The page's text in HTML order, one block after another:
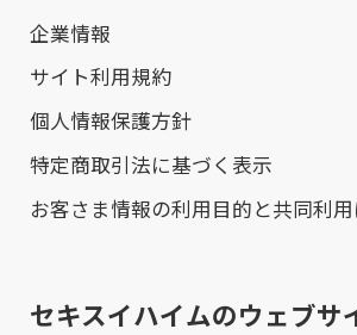
企業情報
サイト利用規約
個人情報保護方針
特定商取引法に基づく表示
お客さま情報の利用目的と共同利
セキスイハイムのウェブサ